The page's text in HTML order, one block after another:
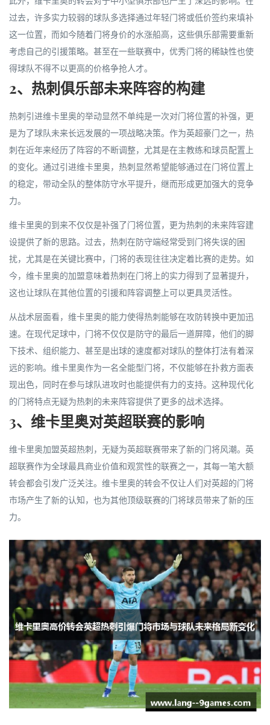
过去，许多实力较弱的球队多选择通过年轻门将或低价签约来填补
这一位置，而如今随着门将身价的水涨船高，这些俱乐部需要重新
考虑自己的引援策略。甚至在一些联赛中，优秀门将的稀缺性也使
得球队不得不以更高的价格争抢人才。
2、热刺俱乐部未来阵容的构建
热刺引进维卡里奥的举动显然不单纯是一次对门将位置的补强，更
是为了球队未来长远发展的一项战略决策。作为英超豪门之一，热
刺在近年来经历了阵容的不断调整，尤其是在主教练和球员配置上
的变化。通过引进维卡里奥，热刺显然希望能够通过在门将位置上
的稳定，带动全队的整体防守水平提升，继而形成更加强大的竞争
力。
维卡里奥的到来不仅仅是补强了门将位置，更为热刺的未来阵容建
设提供了新的思路。过去，热刺在防守端经常受到门将失误的困
扰，尤其是在关键比赛中，门将的表现往往决定着比赛的走势。如
今，维卡里奥的加盟意味着热刺在门将上的实力得到了显著提升，
这也让球队在其他位置的引援和阵容调整上可以更具灵活性。
从战术层面看，维卡里奥的能力使得热刺能够在攻防转换中更加迅
速。在现代足球中，门将不仅仅是防守的最后一道屏障，他们的脚
下技术、组织能力、甚至是出球的速度都对球队的整体打法有着深
远的影响。维卡里奥作为一名全能型门将，不仅能够在扑救方面表
现出色，同时在参与球队进攻时也能提供有力的支持。这种现代化
的门将特点无疑为热刺的未来阵容提供了更多的战术选择。
3、维卡里奥对英超联赛的影响
维卡里奥加盟英超热刺，无疑为英超联赛带来了新的门将风潮。英
超联赛作为全球最具商业价值和观赏性的联赛之一，其每一笔大额
转会都会引发广泛关注。维卡里奥的转会不仅让人们对英超的门将
市场产生了新的认知，也为其他顶级联赛的门将球员带来了新的压
力。